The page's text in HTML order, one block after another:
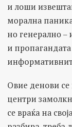
и лоши
морална
но генерално –
и
Овие денови
центри
се враќа на